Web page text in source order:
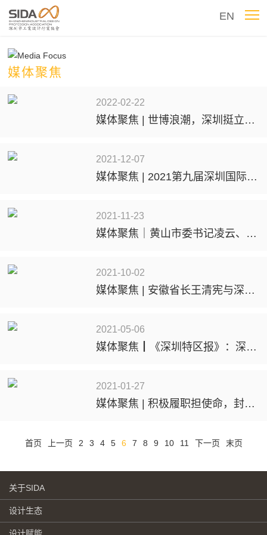
EN
媒体聚焦
2022-02-22
媒体聚焦 | 世博浪潮，深圳挺立潮头
2021-12-07
媒体聚焦 | 2021第九届深圳国际工业设计大展圆满落幕
2021-11-23
媒体聚焦｜黄山市委书记凌云、市长孙勇与深圳市工业设计行业协会会长封昌红等多位客商举行工作会谈
2021-10-02
媒体聚焦 | 安徽省长王清宪与深圳市工业设计行业协会会长封昌红举行工作会谈
2021-05-06
媒体聚焦┃《深圳特区报》：深圳工业设计从“群演”变身“主角” 带动下游产业经济价值超千亿元
2021-01-27
媒体聚焦 | 积极履职担使命，封昌红委员交出亮眼“作业”
首页 上一页 2 3 4 5 6 7 8 9 10 11 下一页 末页
关于SIDA
设计生态